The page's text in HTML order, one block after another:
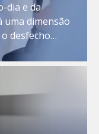
dia e da
uma dimensão
desfecho
a
que
a alta de […]